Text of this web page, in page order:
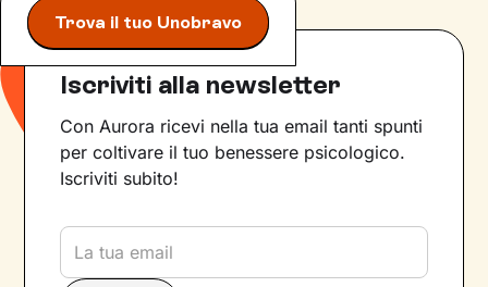
Trova il tuo Unobravo
Iscriviti alla newsletter
Con Aurora ricevi nella tua email tanti spunti
per coltivare il tuo benessere psicologico.
Iscriviti subito!